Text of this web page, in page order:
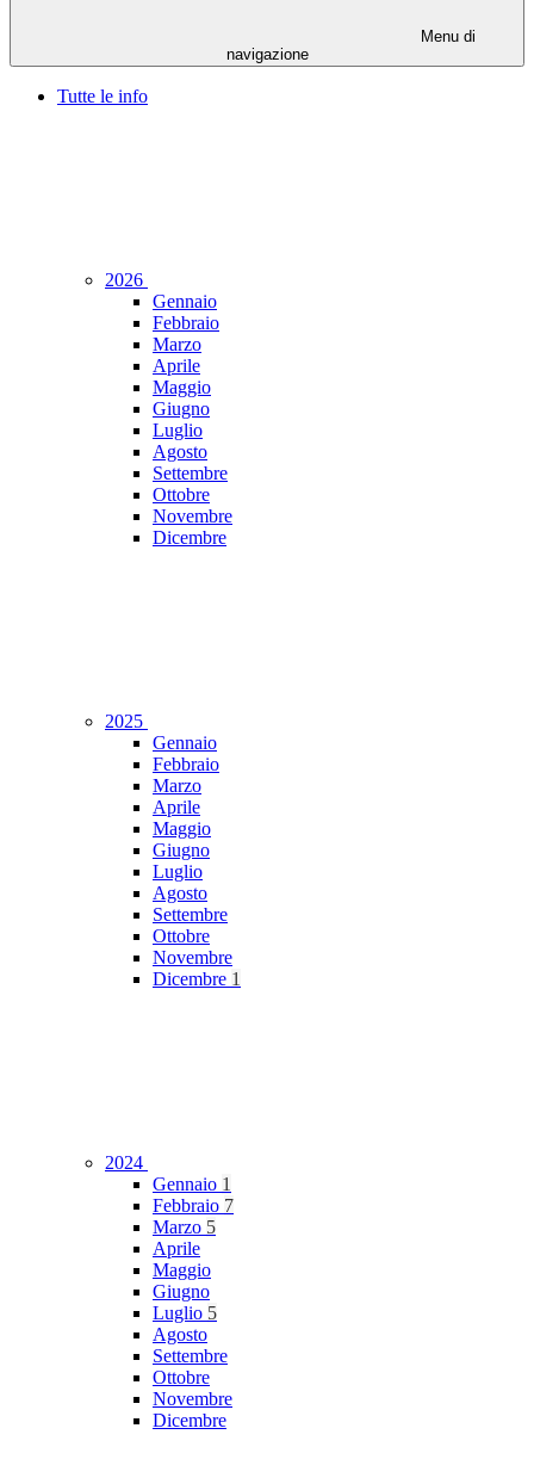
Menu di
navigazione
Tutte le info
2026
Gennaio
Febbraio
Marzo
Aprile
Maggio
Giugno
Luglio
Agosto
Settembre
Ottobre
Novembre
Dicembre
2025
Gennaio
Febbraio
Marzo
Aprile
Maggio
Giugno
Luglio
Agosto
Settembre
Ottobre
Novembre
Dicembre 1
2024
Gennaio 1
Febbraio 7
Marzo 5
Aprile
Maggio
Giugno
Luglio 5
Agosto
Settembre
Ottobre
Novembre
Dicembre